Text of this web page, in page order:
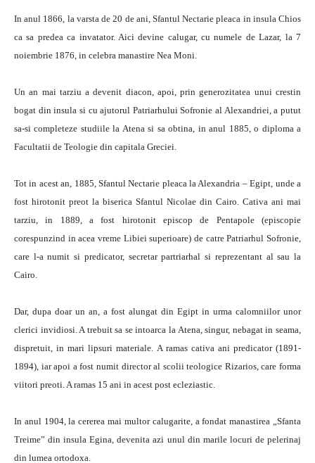
In anul 1866, la varsta de 20 de ani, Sfantul Nectarie pleaca in insula Chios
ca sa predea ca invatator. Aici devine calugar, cu numele de Lazar, la 7
noiembrie 1876, in celebra manastire Nea Moni.
Un an mai tarziu a devenit diacon, apoi, prin generozitatea unui crestin
bogat din insula si cu ajutorul Patriarhului Sofronie al Alexandriei, a putut
sa-si completeze studiile la Atena si sa obtina, in anul 1885, o diploma a
Facultatii de Teologie din capitala Greciei.
Tot in acest an, 1885, Sfantul Nectarie pleaca la Alexandria – Egipt, unde a
fost hirotonit preot la biserica Sfantul Nicolae din Cairo. Cativa ani mai
tarziu, in 1889, a fost hirotonit episcop de Pentapole (episcopie
corespunzind in acea vreme Libiei superioare) de catre Patriarhul Sofronie,
care l-a numit si predicator, secretar partriarhal si reprezentant al sau la
Cairo.
Dar, dupa doar un an, a fost alungat din Egipt in urma calomniilor unor
clerici invidiosi. A trebuit sa se intoarca la Atena, singur, nebagat in seama,
dispretuit, in mari lipsuri materiale. A ramas cativa ani predicator (1891-
1894), iar apoi a fost numit director al scolii teologice Rizarios, care forma
viitori preoti. A ramas 15 ani in acest post ecleziastic.
In anul 1904, la cererea mai multor calugarite, a fondat manastirea „Sfanta
Treime” din insula Egina, devenita azi unul din marile locuri de pelerinaj
din lumea ortodoxa.